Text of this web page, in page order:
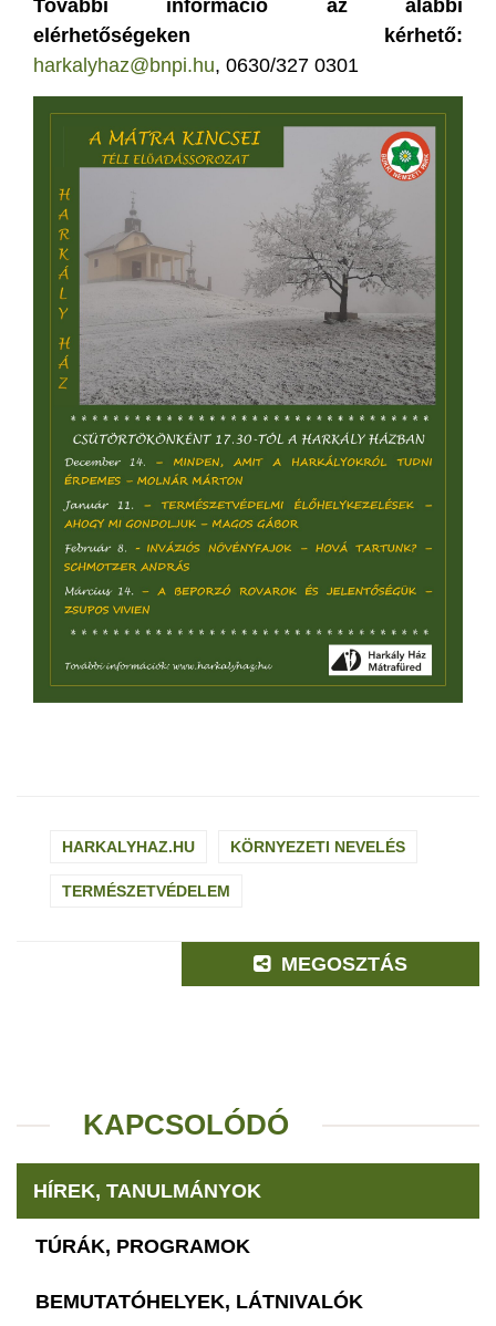
További információ az alábbi
elérhetőségeken kérhető:
harkalyhaz@bnpi.hu, 0630/327 0301
HARKALYHAZ.HU KÖRNYEZETI NEVELÉS
TERMÉSZETVÉDELEM
MEGOSZTÁS
KAPCSOLÓDÓ
HÍREK, TANULMÁNYOK
TÚRÁK, PROGRAMOK
BEMUTATÓHELYEK, LÁTNIVALÓK